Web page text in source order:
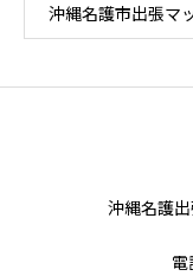
沖縄名護市出張マ
沖縄名護